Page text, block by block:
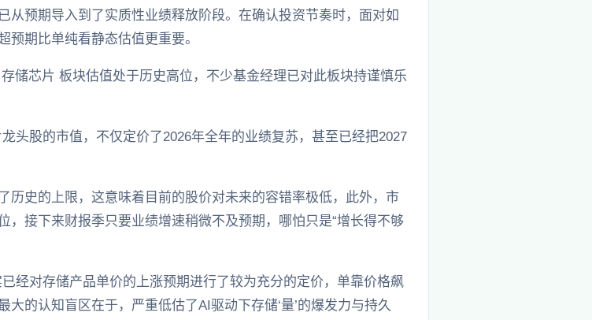
从预期导入到了实质性业绩释放阶段。在确认投资节奏时，面对如
预期比单纯看静态估值更重要。
储芯片 板块估值处于历史高位，不少基金经理已对此板块持谨慎乐
头股的市值，不仅定价了2026年全年的业绩复苏，甚至已经把2027
历史的上限，这意味着目前的股价对未来的容错率极低，此外，市
，接下来财报季只要业绩增速稍微不及预期，哪怕只是“增长得不够
经对存储产品单价的上涨预期进行了较为充分的定价，单靠价格飙
的认知盲区在于，严重低估了AI驱动下存储‘量’的爆发力与持久